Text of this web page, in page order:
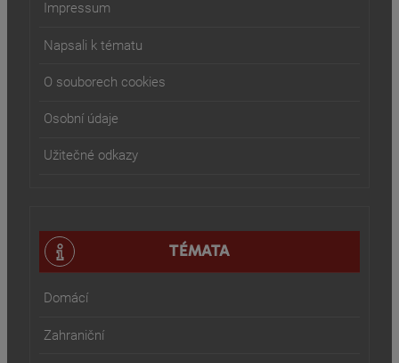
Impressum
Napsali k tématu
O souborech cookies
Osobní údaje
Užitečné odkazy
TÉMATA
Domácí
Zahraniční